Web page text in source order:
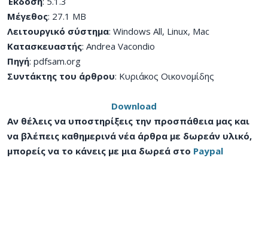
Μέγεθος: 27.1 MB
Λειτουργικό σύστημα: Windows All, Linux, Mac
Κατασκευαστής: Andrea Vacondio
Πηγή: pdfsam.org
Συντάκτης του άρθρου: Κυριάκος Οικονομίδης
Download
Αν θέλεις να υποστηρίξεις την προσπάθεια μας και
να βλέπεις καθημερινά νέα άρθρα με δωρεάν υλικό,
μπορείς να το κάνεις με μια δωρεά στο Paypal